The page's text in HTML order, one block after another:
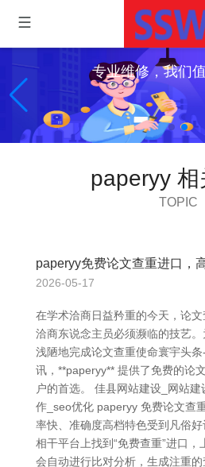
专业维修，我们
paperyy 相
TOPIC
paperyy免费论文查重进口，
2026-05-17
在学术洽商日益矜重的今天，论
洽商东说念主员必须濒临的技艺。
浅陋地完成论文查重使命寰宇头
讯，**paperyy** 提供了免费的论
户的首选。 佳县网站建设_网站
作_seo优化 paperyy 免费论文查
率快、准确度高档特色受到凡俗
相干平台上找到“免费查重”进口
会自动进行比对分析，生成注重